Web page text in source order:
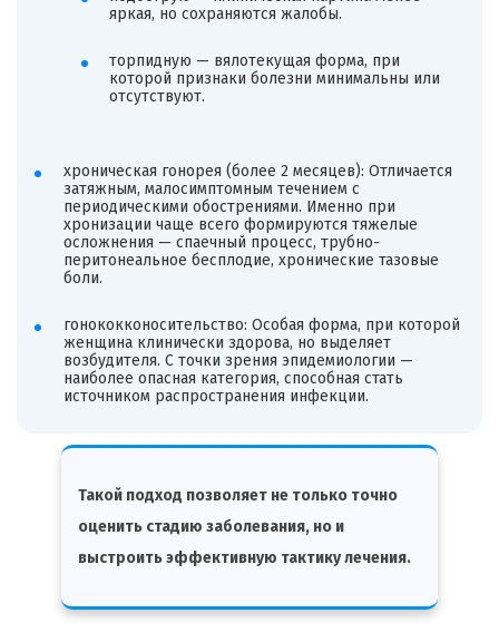
яркая, но сохраняются жалобы.
торпидную — вялотекущая форма, при
которой признаки болезни минимальны или
отсутствуют.
хроническая гонорея (более 2 месяцев): Отличается
затяжным, малосимптомным течением с
периодическими обострениями. Именно при
хронизации чаще всего формируются тяжелые
осложнения — спаечный процесс, трубно-
перитонеальное бесплодие, хронические тазовые
боли.
гонококконосительство: Особая форма, при которой
женщина клинически здорова, но выделяет
возбудителя. С точки зрения эпидемиологии —
наиболее опасная категория, способная стать
источником распространения инфекции.
Такой подход позволяет не только точно
оценить стадию заболевания, но и
выстроить эффективную тактику лечения.